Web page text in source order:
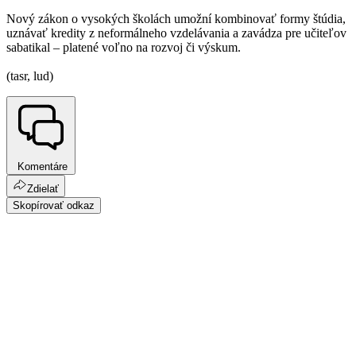
Nový zákon o vysokých školách umožní kombinovať formy štúdia,
uznávať kredity z neformálneho vzdelávania a zavádza pre učiteľov
sabatikal – platené voľno na rozvoj či výskum.
(tasr, lud)
Komentáre
Zdielať
Skopírovať odkaz